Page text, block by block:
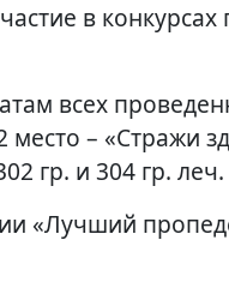
в
всех
место – «Стражи
гр. и 304 гр.
«Лучший